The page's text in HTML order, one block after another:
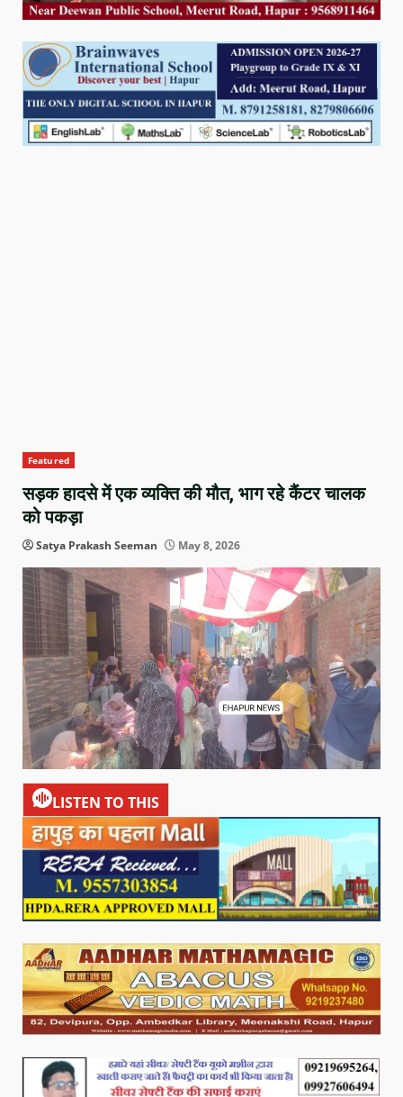
Featured
सड़क हादसे में एक व्यक्ति की मौत, भाग रहे कैंटर चालक
को पकड़ा
Satya Prakash Seeman May 8, 2026
LISTEN TO THIS